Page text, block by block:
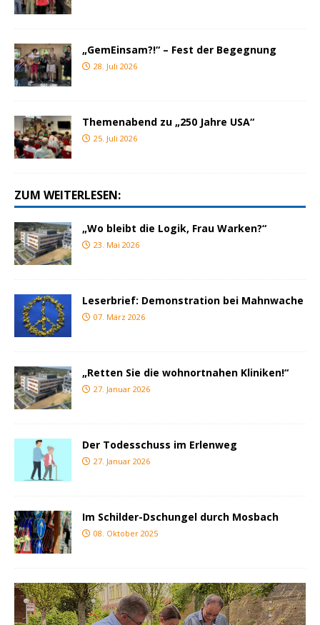
„GemEinsam?!“ – Fest der Begegnung
28. Juli 2026
Themenabend zu „250 Jahre USA“
25. Juli 2026
ZUM WEITERLESEN:
„Wo bleibt die Logik, Frau Warken?“
23. Mai 2026
Leserbrief: Demonstration bei Mahnwache
07. März 2026
„Retten Sie die wohnortnahen Kliniken!“
27. Januar 2026
Der Todesschuss im Erlenweg
27. Januar 2026
Im Schilder-Dschungel durch Mosbach
08. Oktober 2025